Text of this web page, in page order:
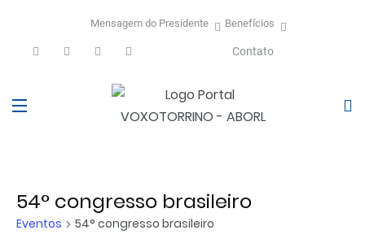
Mensagem do Presidente Benefícios
Contato
54° congresso brasileiro
Eventos 54° congresso brasileiro